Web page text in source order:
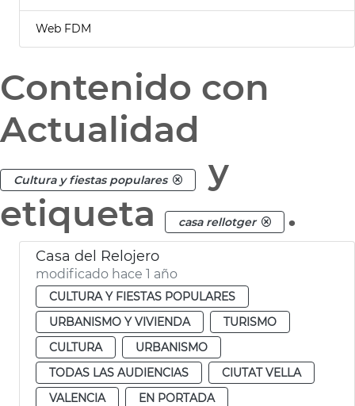
Web FDM
Contenido con
Actualidad
Cultura y fiestas populares
y
etiqueta
casa rellotger .
Casa del Relojero
modificado hace 1 año
CULTURA Y FIESTAS POPULARES
URBANISMO Y VIVIENDA
TURISMO
CULTURA
URBANISMO
TODAS LAS AUDIENCIAS
CIUTAT VELLA
VALENCIA
EN PORTADA